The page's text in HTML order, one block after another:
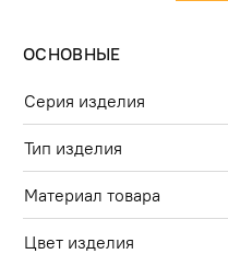
ОСНОВНЫЕ
Серия изделия
Тип изделия
Материал товара
Цвет изделия